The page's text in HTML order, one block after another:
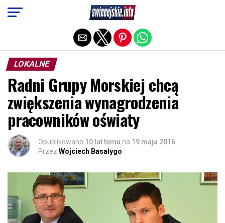
LOKALNE
Radni Grupy Morskiej chcą
zwiększenia wynagrodzenia
pracowników oświaty
Opublikowano 10 lat temu na 19 maja 2016
Przez Wojciech Basałygo
Exit mobile version